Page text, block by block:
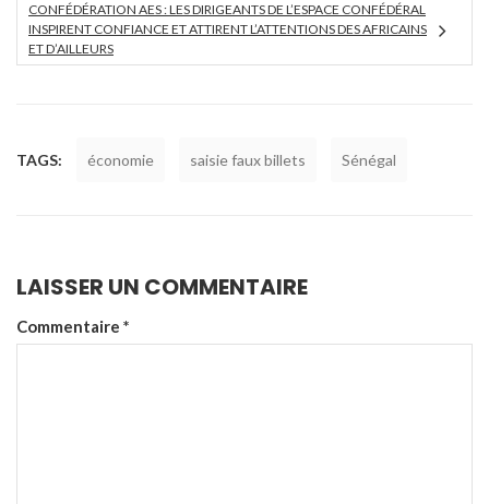
CONFÉDÉRATION AES : LES DIRIGEANTS DE L’ESPACE CONFÉDÉRAL
INSPIRENT CONFIANCE ET ATTIRENT L’ATTENTIONS DES AFRICAINS
ET D’AILLEURS
TAGS: économie saisie faux billets Sénégal
LAISSER UN COMMENTAIRE
Commentaire *